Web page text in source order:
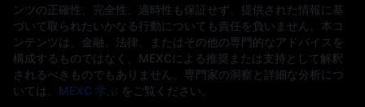
ンツの正確性、完全性、適時性も保証せず、提供された情報に基
づいて取られたいかなる行動についても責任を負いません。本コ
ンテンツは、金融、法律、またはその他の専門的なアドバイスを
構成するものではなく、MEXCによる推奨または支持として解釈
されるべきものでもありません。専門家の洞察と詳細な分析につ
いては、 MEXC 学ぶ をご覧ください。